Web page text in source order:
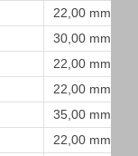
22,00 mm
30,00 mm
22,00 mm
22,00 mm
35,00 mm
22,00 mm